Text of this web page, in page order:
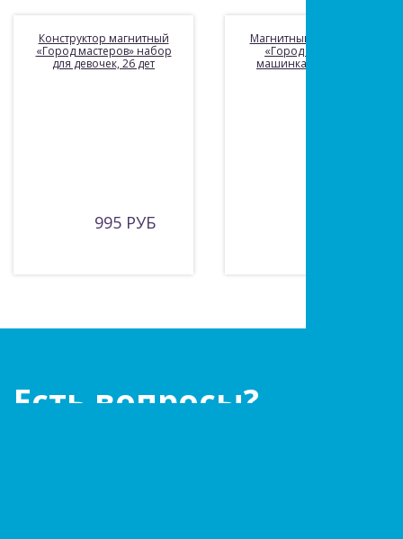
Конструктор магнитный
«Город мастеров» набор
для девочек, 26 дет
995 РУБ
Магнитный конструктор
«Город мастеров»:
машинка, 14 деталей.
Есть вопросы?